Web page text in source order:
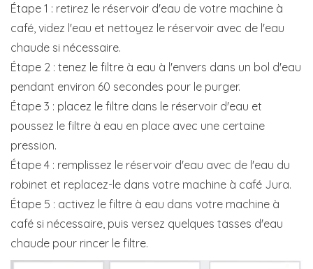
Étape 1 : retirez le réservoir d'eau de votre machine à
café, videz l'eau et nettoyez le réservoir avec de l'eau
chaude si nécessaire.
Étape 2 : tenez le filtre à eau à l'envers dans un bol d'eau
pendant environ 60 secondes pour le purger.
Étape 3 : placez le filtre dans le réservoir d'eau et
poussez le filtre à eau en place avec une certaine
pression.
Étape 4 : remplissez le réservoir d'eau avec de l'eau du
robinet et replacez-le dans votre machine à café Jura.
Étape 5 : activez le filtre à eau dans votre machine à
café si nécessaire, puis versez quelques tasses d'eau
chaude pour rincer le filtre.